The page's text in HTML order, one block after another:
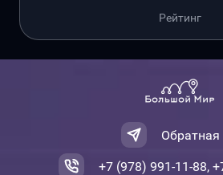
Рейтинг
Обратная
+7 (978) 991-11-88,